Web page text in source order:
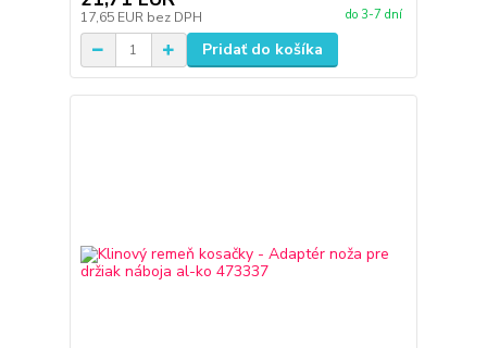
17,65 EUR bez DPH do 3-7 dní
Pridať do košíka